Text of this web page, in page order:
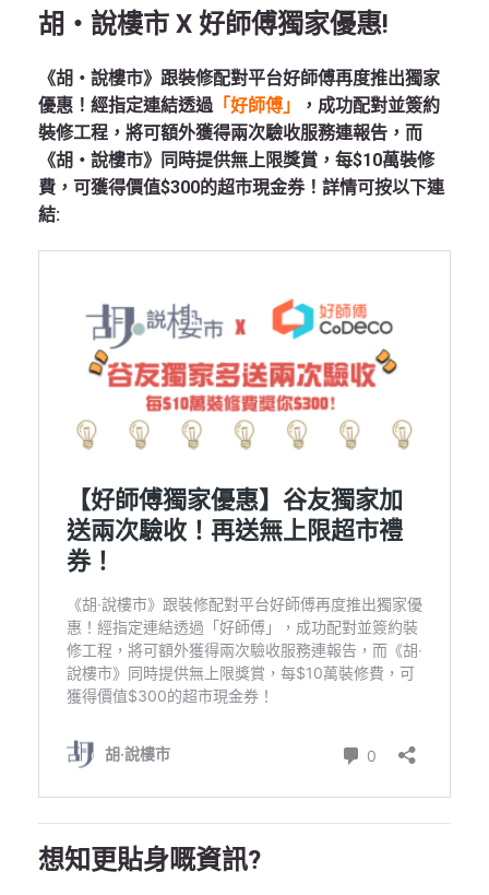
胡‧說樓市 X 好師傅獨家優惠!
《胡‧說樓市》跟裝修配對平台好師傅再度推出獨家
優惠！經指定連結透過「好師傅」
，成功配對並簽約
裝修工程，將可額外獲得兩次驗收服務連報告，而
《胡‧說樓市》同時提供無上限獎賞，每$10萬裝修
費，可獲得價值$300的超市現金券！詳情可按以下連
結:
想知更貼身嘅資訊?